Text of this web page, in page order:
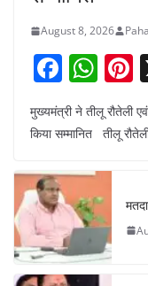
August 8, 2026
F
a
c
b
o
o
k
W
h
at
A
p
p
nt
मुख्यमंत्री ने तीलू रौतेली
किया सम्मानित तीलू